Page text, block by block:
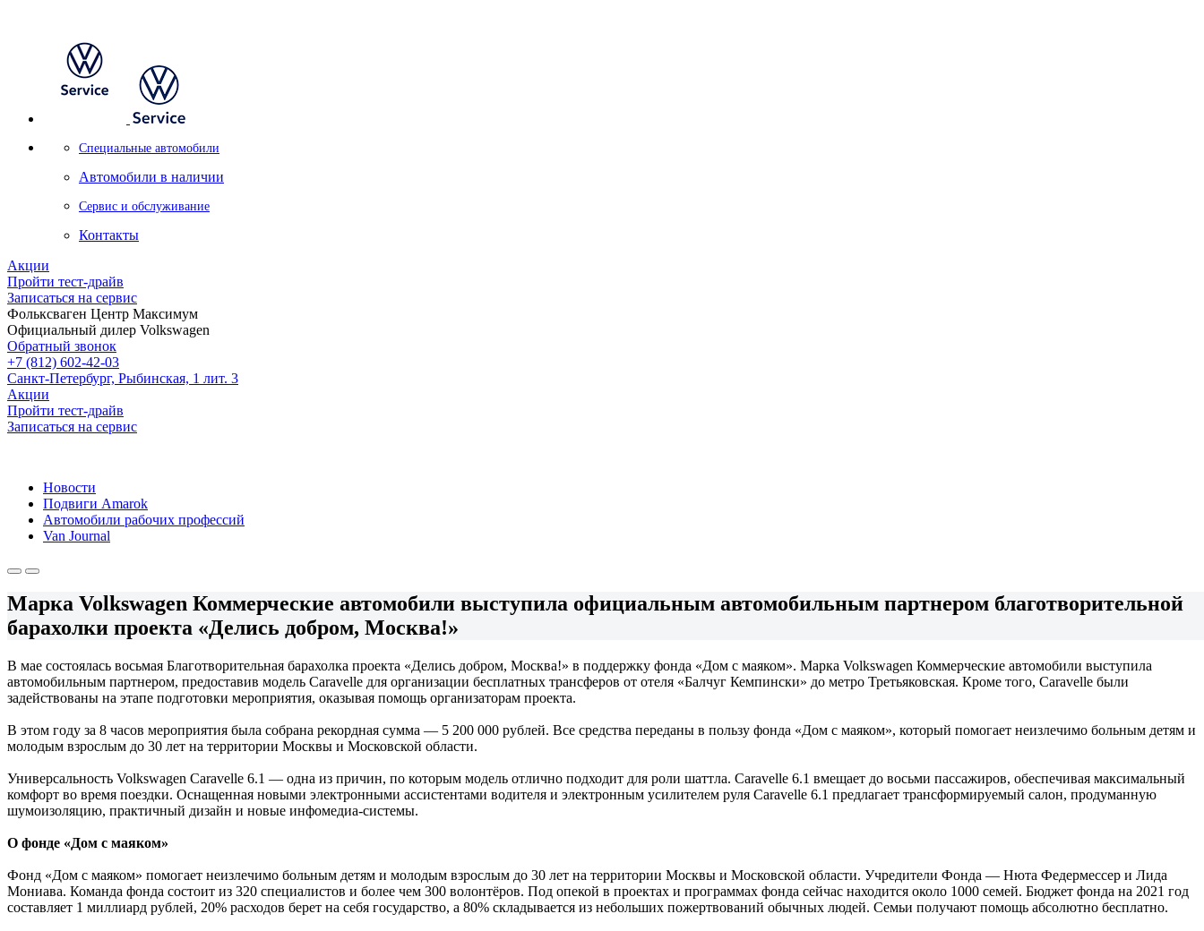
Специальные автомобили
Автомобили в наличии
Сервис и обслуживание
Контакты
Акции
Пройти тест-драйв
Записаться на сервис
Фольксваген Центр Максимум
Официальный дилер Volkswagen
Обратный звонок
+7 (812) 602-42-03
Санкт-Петербург, Рыбинская, 1 лит. 3
Акции
Пройти тест-драйв
Записаться на сервис
Новости
Подвиги Amarok
Автомобили рабочих профессий
Van Journal
Марка Volkswagen Коммерческие автомобили выступила официальным автомобильным партнером благотворительной
барахолки проекта «Делись добром, Москва!»
В мае состоялась восьмая Благотворительная барахолка проекта «Делись добром, Москва!» в поддержку фонда «Дом с маяком». Марка Volkswagen Коммерческие автомобили выступила
автомобильным партнером, предоставив модель Caravelle для организации бесплатных трансферов от отеля «Балчуг Кемпински» до метро Третьяковская. Кроме того, Caravelle были
задействованы на этапе подготовки мероприятия, оказывая помощь организаторам проекта.
В этом году за 8 часов мероприятия была собрана рекордная сумма — 5 200 000 рублей. Все средства переданы в пользу фонда «Дом с маяком», который помогает неизлечимо больным детям и
молодым взрослым до 30 лет на территории Москвы и Московской области.
Универсальность Volkswagen Caravelle 6.1 — одна из причин, по которым модель отлично подходит для роли шаттла. Caravelle 6.1 вмещает до восьми пассажиров, обеспечивая максимальный
комфорт во время поездки. Оснащенная новыми электронными ассистентами водителя и электронным усилителем руля Caravelle 6.1 предлагает трансформируемый салон, продуманную
шумоизоляцию, практичный дизайн и новые инфомедиа-системы.
О фонде «Дом с маяком»
Фонд «Дом с маяком» помогает неизлечимо больным детям и молодым взрослым до 30 лет на территории Москвы и Московской области. Учредители Фонда — Нюта Федермессер и Лида
Мониава. Команда фонда состоит из 320 специалистов и более чем 300 волонтёров. Под опекой в проектах и программах фонда сейчас находится около 1000 семей. Бюджет фонда на 2021 год
составляет 1 миллиард рублей, 20% расходов берет на себя государство, а 80% складывается из небольших пожертвований обычных людей. Семьи получают помощь абсолютно бесплатно.